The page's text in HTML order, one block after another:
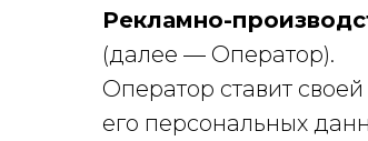
Рекламно-
(далее — Оператор).
Оператор ставит
его персональных